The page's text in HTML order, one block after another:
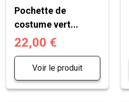
Pochette de
costume vert...
22,00 €
Voir le produit